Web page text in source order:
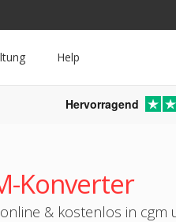
Help
Hervorragend
Konverter
& kostenlos in cgm